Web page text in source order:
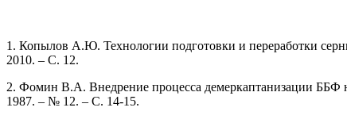
1. Копылов А.Ю. Технологии подготовки и переработки
2010. – С. 12.
2. Фомин В.А. Внедрение процесса демеркаптанизации
1987. – № 12. – С. 14-15.